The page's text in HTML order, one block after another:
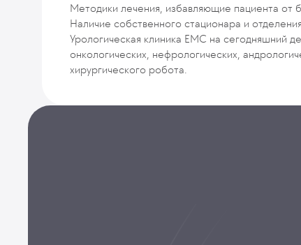
Методики лечения, избавляющие пациента от
Наличие собственного стационара и
Урологическая клиника EMC на сегодняшний
онкологических, нефрологических,
хирургического робота.